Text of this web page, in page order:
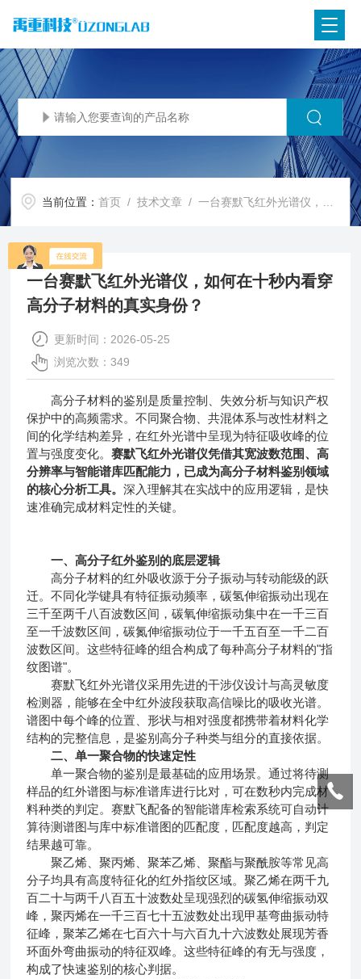
当前位置：首页 /技术文章 / 一台赛默飞红外光谱仪，如何在十秒内看穿高分子材料的真实身份？
一台赛默飞红外光谱仪，如何在十秒内看穿
高分子材料的真实身份？
更新时间：2026-05-25
浏览次数：349
高分子材料的鉴别是质量控制、失效分析与知识产权
保护中的高频需求。不同聚合物、共混体系与改性材料之
间的化学结构差异，在红外光谱中呈现为特征吸收峰的位
置与强度变化。赛默飞红外光谱仪凭借其宽波数范围、高
分辨率与智能谱库匹配能力，已成为高分子材料鉴别领域
的核心分析工具。深入理解其在实战中的应用逻辑，是快
速准确完成材料定性的关键。
一、高分子红外鉴别的底层逻辑
高分子材料的红外吸收源于分子振动与转动能级的跃
迁。不同化学键具有特征振动频率，碳氢伸缩振动出现在
三千至两千八百波数区间，碳氧伸缩振动集中在一千三百
至一千波数区间，碳氮伸缩振动位于一千五百至一千二百
波数区间。这些特征峰的组合构成了每种高分子材料的"指
纹图谱"。
赛默飞红外光谱仪采用先进的干涉仪设计与高灵敏度
检测器，能够在全中红外波段获取高信噪比的吸收光谱。
谱图中每个峰的位置、形状与相对强度都携带着材料化学
结构的完整信息，是鉴别高分子种类与组分的直接依据。
二、单一聚合物的快速定性
单一聚合物的鉴别是最基础的应用场景。通过将待测
样品的红外谱图与标准谱库进行比对，可在数秒内完成材
料种类的判定。赛默飞配备的智能谱库检索系统可自动计
算待测谱图与库中标准谱图的匹配度，匹配度越高，判定
结果越可靠。
聚乙烯、聚丙烯、聚苯乙烯、聚酯与聚酰胺等常见高
分子均具有高度特征化的红外指纹区域。聚乙烯在两千九
百二十与两千八百五十波数处呈现强烈的碳氢伸缩振动双
峰，聚丙烯在一千三百七十五波数处出现甲基弯曲振动特
征峰，聚苯乙烯在七百六十与六百九十六波数处展现芳香
环面外弯曲振动的特征双峰。这些特征峰的有无与强度，
构成了快速鉴别的核心判据。